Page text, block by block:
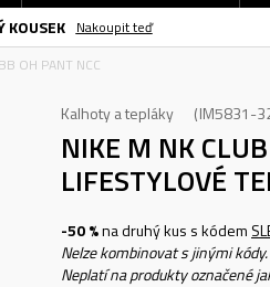
KOUSEK
Nakoupit teď
OH PANT NCC
Kalhoty a tepláky IM5831-
NIKE M NK
LIFESTYLOVÉ
-50 %na druhý kus s kódem
Nelze kombinovat s jinými kódy.
Neplatí na produkty označené